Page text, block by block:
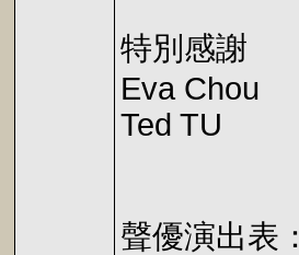
特別感謝
Eva Chou
Ted TU
聲優演出表：